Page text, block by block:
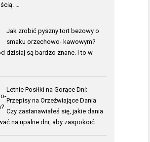
…
Jak zrobić pyszny tort bezowy o
smaku orzechowo- kawowym?
dzisiaj są bardzo znane. I to w
Letnie Posiłki na Gorące Dni:
Przepisy na Orzeźwiające Dania
Czy zastanawiałeś się, jakie dania
na upalne dni, aby zaspokoić …